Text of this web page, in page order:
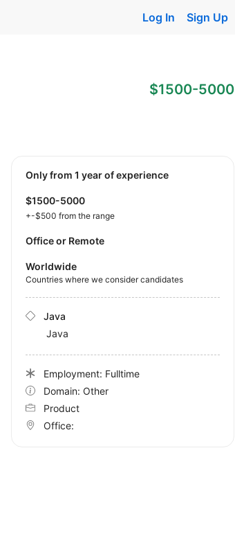
Log In Sign Up
$1500-5000
Only from 1 year of experience
$1500-5000
+-$500 from the range
Office or Remote
Worldwide
Countries where we consider candidates
Java
Java
Employment: Fulltime
Domain: Other
Product
Office: